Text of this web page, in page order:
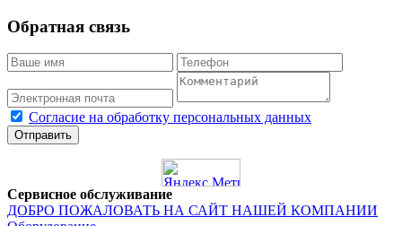
Обратная связь
Согласие на обработку персональных данных
Отправить
Сервисное обслуживание
ДОБРО ПОЖАЛОВАТЬ НА САЙТ НАШЕЙ КОМПАНИИ